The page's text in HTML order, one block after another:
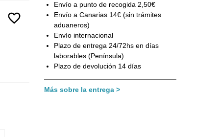
favorite_border
Envío a punto de recogida 2,50€
Envío a Canarias 14€ (sin trámites
aduaneros)
Envío internacional
Plazo de entrega 24/72hs en días
laborables (Península)
Plazo de devolución 14 días
Más sobre la entrega